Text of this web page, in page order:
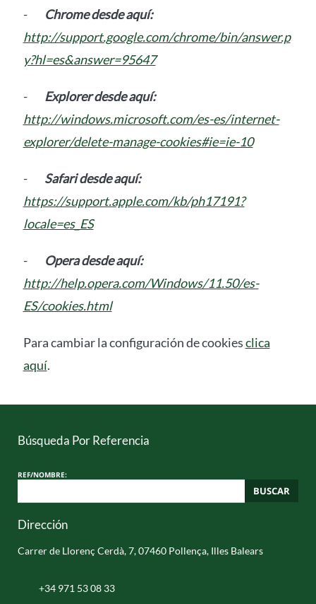
-
Chrome desde aquí:
http://support.google.com/chrome/bin/answer.p
y?hl=es&answer=95647
- Explorer desde aquí:
http://windows.microsoft.com/es-es/internet-
explorer/delete-manage-cookies#ie=ie-10
- Safari desde aquí:
https://support.apple.com/kb/ph17191?
locale=es_ES
-
Opera desde aquí:
http://help.opera.com/Windows/11.50/es-
ES/cookies.html
Para cambiar la configuración de cookiesclica
aquí.
Búsqueda Por Referencia
REF/NOMBRE:
BUSCAR
Dirección
Carrer de Llorenç Cerdà, 7, 07460 Pollença, Illes Balears
+34 971 53 08 33